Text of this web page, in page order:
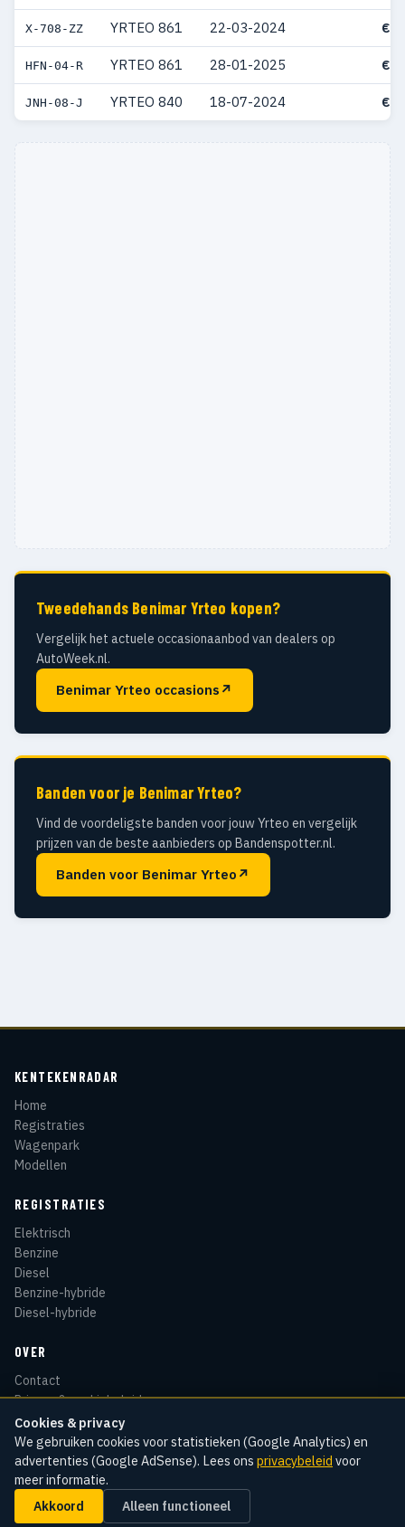
Cookies & privacy
We gebruiken cookies voor statistieken (Google Analytics) en
advertenties (Google AdSense). Lees ons privacybeleid voor
meer informatie.
Akkoord Alleen functioneel
X-708-ZZ YRTEO 861 22-03-2024 €
HFN-04-R YRTEO 861 28-01-2025 €
JNH-08-J YRTEO 840 18-07-2024 €
Tweedehands Benimar Yrteo kopen?
Vergelijk het actuele occasionaanbod van dealers op
AutoWeek.nl.
Benimar Yrteo occasions ↗
Banden voor je Benimar Yrteo?
Vind de voordeligste banden voor jouw Yrteo en vergelijk
prijzen van de beste aanbieders op Bandenspotter.nl.
Banden voor Benimar Yrteo ↗
KENTEKENRADAR
Home
Registraties
Wagenpark
Modellen
REGISTRATIES
Elektrisch
Benzine
Diesel
Benzine-hybride
Diesel-hybride
OVER
Contact
Privacy & cookiebeleid
Disclaimer
Sitemap
© 2026 Kentekenradar